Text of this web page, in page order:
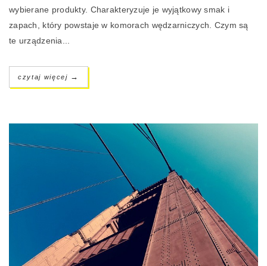
wybierane produkty. Charakteryzuje je wyjątkowy smak i
zapach, który powstaje w komorach wędzarniczych. Czym są
te urządzenia...
czytaj więcej →